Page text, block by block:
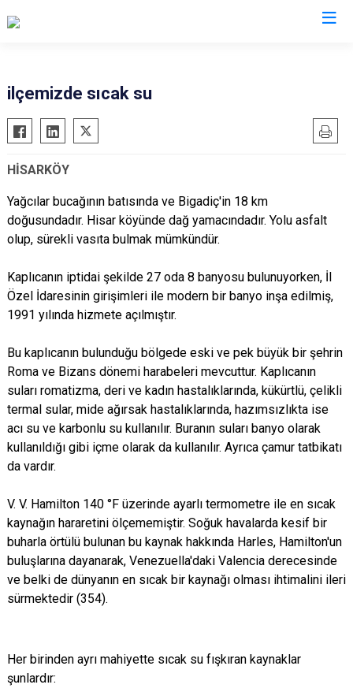
Ayvalık
Balya
Bandırma
Bigadiç
Burhaniye
Dursunbey
Edremit
Erdek
Gömeç
Gönen
Manyas
Marmara
Savaştepe
Sındırgı
Susurluk
Altıeylül
ilçemizde sıcak su
HİSARKÖY
Yağcılar bucağının batısında ve Bigadiç'in 18 km
doğusundadır. Hisar köyünde dağ yamacındadır. Yolu asfalt
olup, sürekli vasıta bulmak mümkündür.
Kaplıcanın iptidai şekilde 27 oda 8 banyosu bulunuyorken, İl
Özel İdaresinin girişimleri ile modern bir banyo inşa edilmiş,
1991 yılında hizmete açılmıştır.
Bu kaplıcanın bulunduğu bölgede eski ve pek büyük bir şehrin
Roma ve Bizans dönemi harabeleri mevcuttur. Kaplıcanın
suları romatizma, deri ve kadın hastalıklarında, kükürtlü, çelikli
termal sular, mide ağırsak hastalıklarında, hazımsızlıkta ise
acı su ve karbonlu su kullanılır. Buranın suları banyo olarak
kullanıldığı gibi içme olarak da kullanılır. Ayrıca çamur tatbikatı
da vardır.
V. V. Hamilton 140 °F üzerinde ayarlı termometre ile en sıcak
kaynağın hararetini ölçememiştir. Soğuk havalarda kesif bir
buharla örtülü bulunan bu kaynak hakkında Harles, Hamilton'un
buluşlarına dayanarak, Venezuella'daki Valencia derecesinde
ve belki de dünyanın en sıcak bir kaynağı olması ihtimalini ileri
sürmektedir (354).
Her birinden ayrı mahiyette sıcak su fışkıran kaynaklar
şunlardır: